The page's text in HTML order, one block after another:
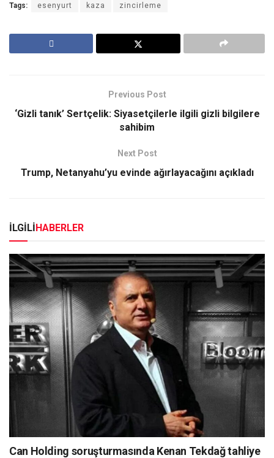
Tags: esenyurt kaza zincirleme
Previous Post
‘Gizli tanık’ Sertçelik: Siyasetçilerle ilgili gizli bilgilere
sahibim
Next Post
Trump, Netanyahu’yu evinde ağırlayacağını açıkladı
İLGİLİHABERLER
Can Holding soruşturmasında Kenan Tekdağ tahliye